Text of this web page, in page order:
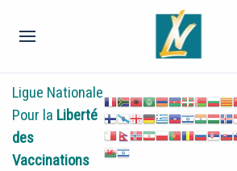
Ligue Nationale
Pour la Liberté
des
Vaccinations